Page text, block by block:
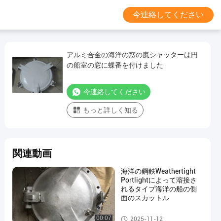
今連絡してください
アルミ合金の海洋の窓の嵐シャッターは円
の船室の窓に蝶番を付けました
今連絡してください
もっと詳しく知る
関連動画
00:07
海洋の鋼鉄Weathertight
Portlightによって溶接さ
れるタイプ海洋の船の側
面のスカットル
海洋の Windows
2025-11-12